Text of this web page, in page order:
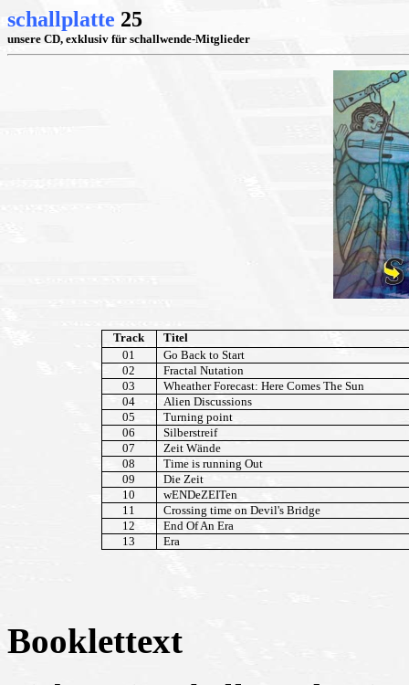
schallplatte 25
unsere CD, exklusiv für schallwende-Mitglieder
Track
Titel
01
Go Back to Start
02
Fractal Nutation
03
Wheather Forecast: Here Comes The Sun
04
Alien Discussions
05
Turning point
06
Silberstreif
07
Zeit Wände
08
Time is running Out
09
Die Zeit
10
wENDeZEITen
11
Crossing time on Devil's Bridge
12
End Of An Era
13
Era
Booklettext